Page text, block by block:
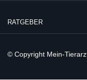
RATGEBER
© Copyright Mein-